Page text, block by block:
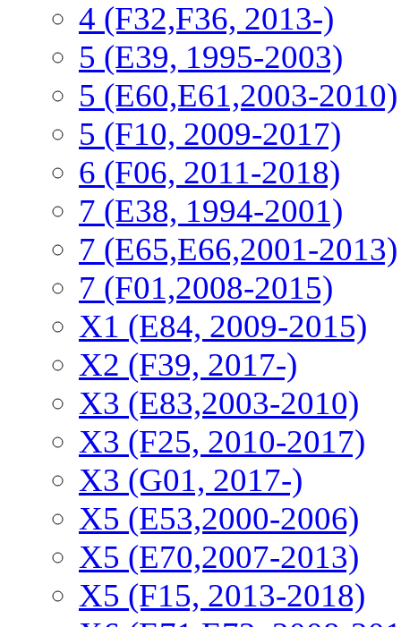
4 (F32,F36, 2013-)
5 (E39, 1995-2003)
5 (E60,E61,2003-2010)
5 (F10, 2009-2017)
6 (F06, 2011-2018)
7 (E38, 1994-2001)
7 (E65,E66,2001-2013)
7 (F01,2008-2015)
X1 (E84, 2009-2015)
Х2 (F39, 2017-)
X3 (E83,2003-2010)
X3 (F25, 2010-2017)
X3 (G01, 2017-)
X5 (E53,2000-2006)
X5 (E70,2007-2013)
X5 (F15, 2013-2018)